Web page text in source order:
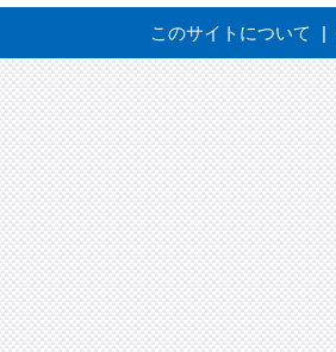
このサイトについて |